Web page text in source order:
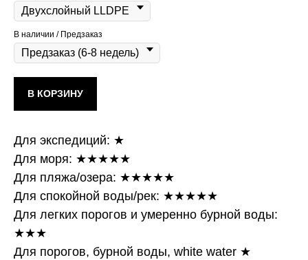
В наличии / Предзаказ
В КОРЗИНУ
Для экспедиций: ★
Для моря: ★★★★★
Для пляжа/озера: ★★★★★
Для спокойной воды/рек: ★★★★★
Для легких порогов и умеренно бурной воды:
★★★
Для порогов, бурной воды, white water ★